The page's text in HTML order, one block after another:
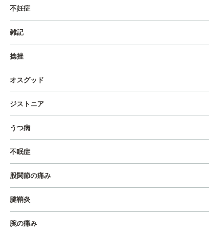
不妊症
雑記
捻挫
オスグッド
ジストニア
うつ病
不眠症
股関節の痛み
腱鞘炎
腕の痛み